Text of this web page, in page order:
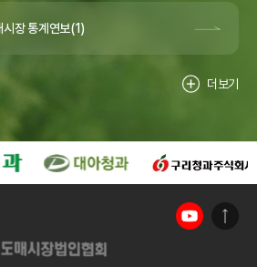
장 통계연보(1)
더보기